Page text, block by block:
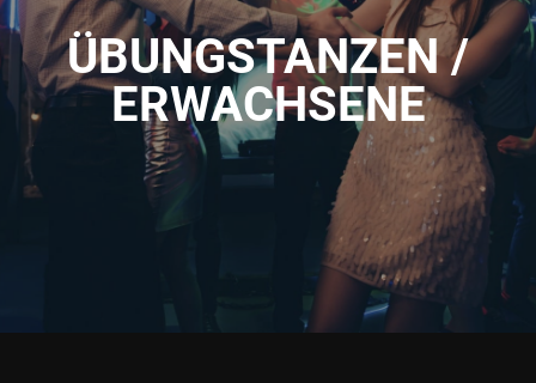
ÜBUNGSTANZEN /
ERWACHSENE